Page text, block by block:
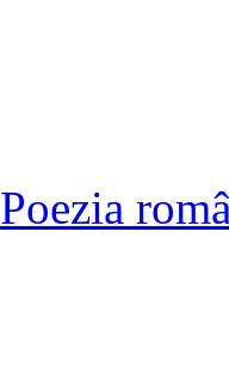
Poezia